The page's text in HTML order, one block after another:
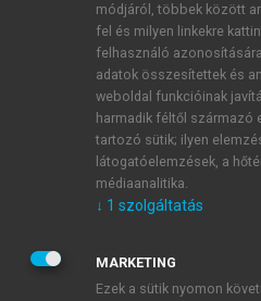
ÚJ FIÓK
1 óra díjmentes hozzáférés
E-MAIL-CÍM
JELSZÓ
módjáról, többek között
fel és milyen linkekre
felhasználó
adatok összesítettek és
weboldal funkcióinak
harmadik féltől
tartozó sütik; ilyen
látogatóelemzések, a
médiaanalitika.
↓ 1 szolgáltatás
MARKETING
Ezek a sütik nyomon